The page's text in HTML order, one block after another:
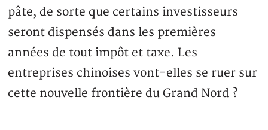
pâte, de sorte que certains investisseurs
seront dispensés dans les premières
années de tout impôt et taxe. Les
entreprises chinoises vont-elles se ruer sur
cette nouvelle frontière du Grand Nord ?